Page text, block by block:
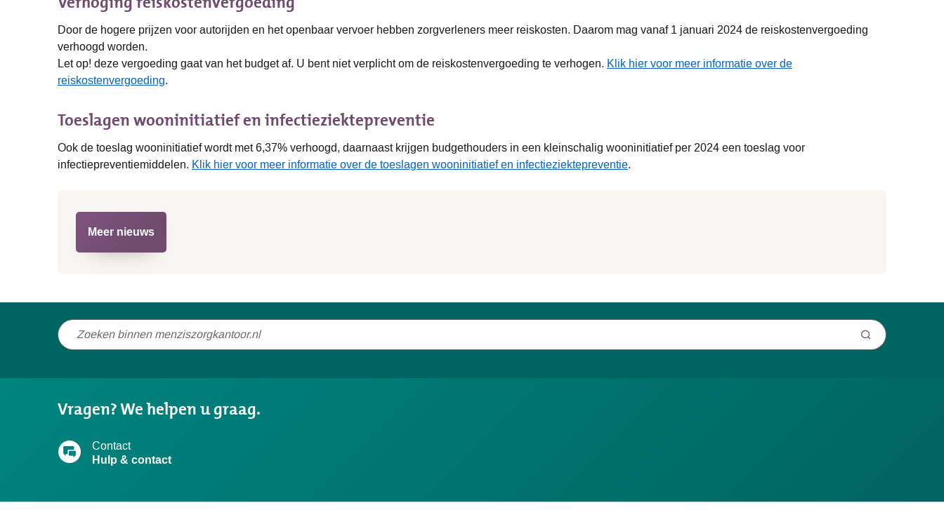
Door de hogere prijzen voor autorijden en het openbaar vervoer hebben zorgverleners meer reiskosten. Daarom mag vanaf 1 januari 2024 de reiskostenvergoeding
verhoogd worden.
Let op! deze vergoeding gaat van het budget af. U bent niet verplicht om de reiskostenvergoeding te verhogen. Klik hier voor meer informatie over de
reiskostenvergoeding.
Toeslagen wooninitiatief en infectieziektepreventie
Ook de toeslag wooninitiatief wordt met 6,37% verhoogd, daarnaast krijgen budgethouders in een kleinschalig wooninitiatief per 2024 een toeslag voor
infectiepreventiemiddelen. Klik hier voor meer informatie over de toeslagen wooninitiatief en infectieziektepreventie.
Meer nieuws
Niet
wat
zocht?
Vragen? We helpen u graag.
Contact
Hulp & contact